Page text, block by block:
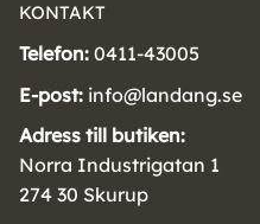
KONTAKT
Telefon: 0411-43005
E-post: info@landang.se
Adress till butiken:
Norra Industrigatan 1
274 30 Skurup